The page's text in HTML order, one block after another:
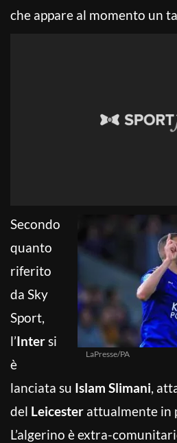
che appare al momento un
LaPresse/PA
Secondo
quanto
riferito
da Sky
Sport,
l’Intersi
è
lanciata su Islam Slimani,
del Leicester attualmente in
L’algerino è extra-